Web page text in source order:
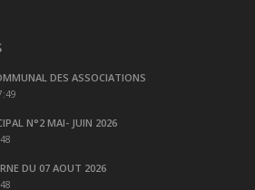
DES ASSOCIATIONS
N°2 MAI- JUIN 2026
DU 07 AOUT 2026